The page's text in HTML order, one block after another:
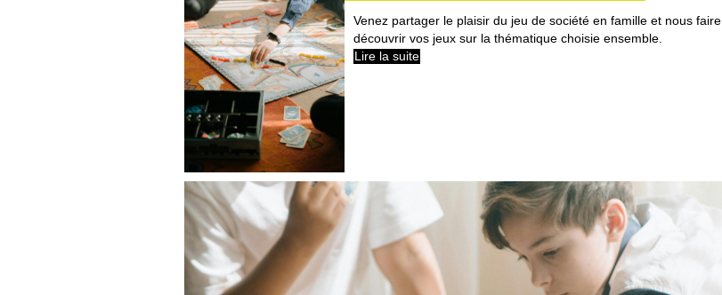
Venez partager le plaisir du jeu de société en famille et nous faire
découvrir vos jeux sur la thématique choisie ensemble.
Lire la suite